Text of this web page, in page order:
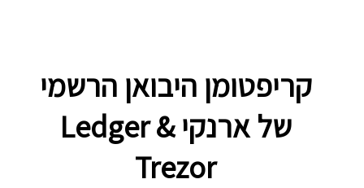
קריפטומן היבואן הרשמי
של ארנקי Ledger &
Trezor